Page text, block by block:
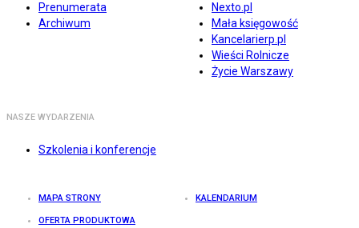
Prenumerata
Archiwum
Nexto.pl
Mała księgowość
Kancelarierp.pl
Wieści Rolnicze
Życie Warszawy
NASZE WYDARZENIA
Szkolenia i konferencje
MAPA STRONY KALENDARIUM
OFERTA PRODUKTOWA